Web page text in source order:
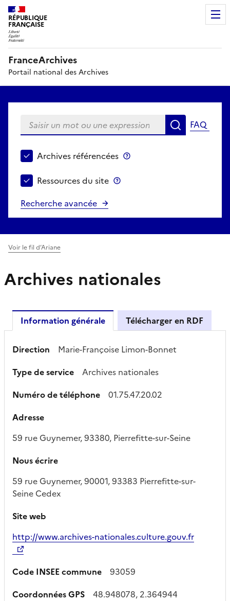
RÉPUBLIQUE
FRANÇAISE
FranceArchives
Portail national des Archives
Saisir un mot ou une expression Rechercher
FAQ
Choisir le périmètre de recherche
Archives référencées
Ressources du site
Recherche avancée
Voir le fil d’Ariane
Archives nationales
Information générale Télécharger en RDF
Direction
Marie-Françoise Limon-Bonnet
Type de service
Archives nationales
Numéro de téléphone
01.75.47.20.02
Adresse
59 rue Guynemer, 93380, Pierrefitte-sur-Seine
Nous écrire
59 rue Guynemer, 90001, 93383 Pierrefitte-sur-
Seine Cedex
Site web
http://www.archives-nationales.culture.gouv.fr
Code INSEE commune
93059
Coordonnées GPS
48.948078, 2.364944